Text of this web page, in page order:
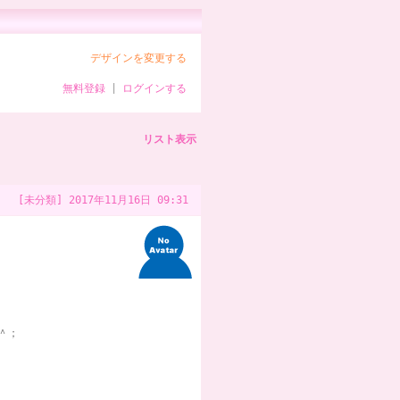
デザインを変更する
無料登録 ログインする
リスト表示
[未分類] 2017年11月16日 09:31
；